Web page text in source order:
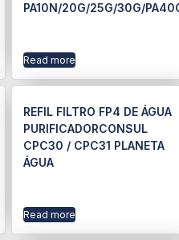
PA10N/20G/25G/30G/
Read more
REFIL FILTRO FP4 DE ÁGUA
PURIFICADORCONSUL
CPC30 / CPC31 PLANETA
ÁGUA
Read more